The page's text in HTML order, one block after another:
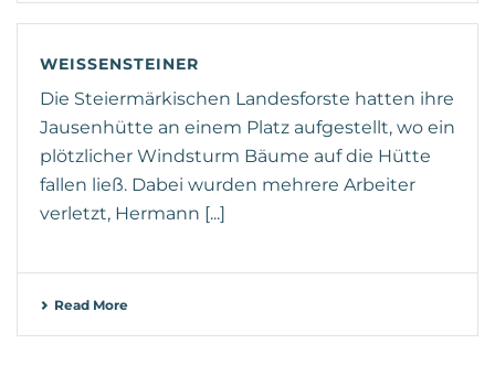
WEISSENSTEINER
Die Steiermärkischen Landesforste hatten ihre
Jausenhütte an einem Platz aufgestellt, wo ein
plötzlicher Windsturm Bäume auf die Hütte
fallen ließ. Dabei wurden mehrere Arbeiter
verletzt, Hermann [...]
Read More